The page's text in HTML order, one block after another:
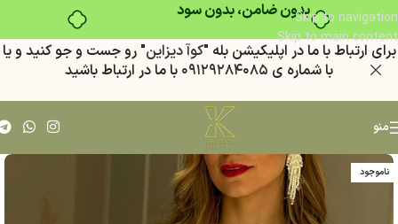
بدون ضامن، بدون سودSkip to navigation
Skip to main content
براي ارتباط با ما در اپليكيشن بله "كوآ ديزاين" رو جست و جو كنيد و يا
با شماره ي ٠٩١٢٩٢٨٤٠٨٥ با ما در ارتباط باشيد
منو
ناموجود